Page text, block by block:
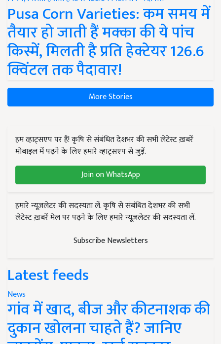
Pusa Corn Varieties: कम समय में
तैयार हो जाती हैं मक्का की ये पांच
किस्में, मिलती है प्रति हेक्टेयर 126.6
क्विंटल तक पैदावार!
More Stories
हम व्हाट्सएप पर हैं! कृषि से संबंधित देशभर की सभी लेटेस्ट ख़बरें
मोबाइल में पढ़ने के लिए हमारे व्हाट्सएप से जुड़ें.
Join on WhatsApp
हमारे न्यूज़लेटर की सदस्यता लें. कृषि से संबंधित देशभर की सभी
लेटेस्ट ख़बरें मेल पर पढ़ने के लिए हमारे न्यूज़लेटर की सदस्यता लें.
Subscribe Newsletters
Latest feeds
News
गांव में खाद, बीज और कीटनाशक की
दुकान खोलना चाहते हैं? जानिए